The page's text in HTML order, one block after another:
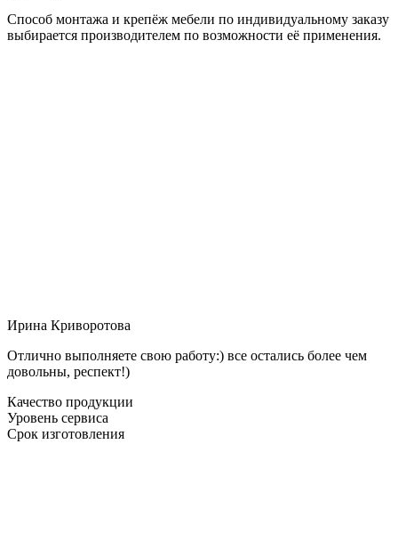
Способ монтажа и крепёж мебели по индивидуальному заказу
выбирается производителем по возможности её применения.
Ирина Криворотова
Отлично выполняете свою работу:) все остались более чем
довольны, респект!)
Качество продукции
Уровень сервиса
Срок изготовления